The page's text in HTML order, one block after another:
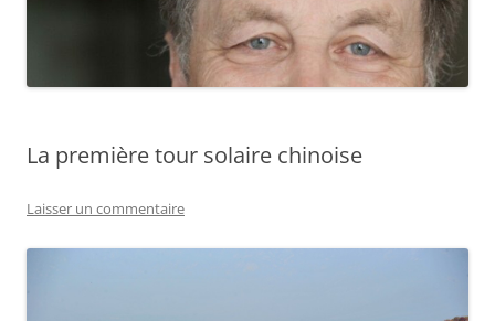
La première tour solaire chinoise
Laisser un commentaire